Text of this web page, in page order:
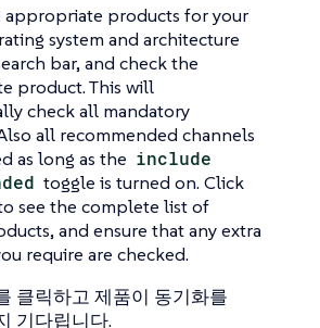
appropriate products for your
system and architecture
bar, and check the
product. This will
check all mandatory
all recommended channels
as long as the include
toggle is turned on. Click
see the complete list of
and ensure that any extra
require are checked.
클릭하고 제품이 동기화를
기다립니다.